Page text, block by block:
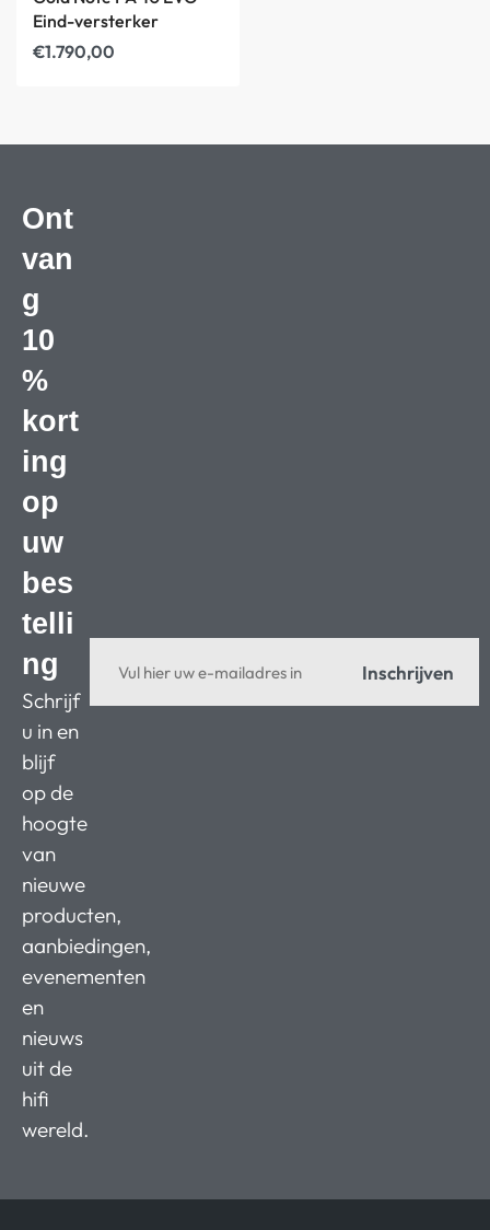
Eind-versterker
€1.790,00
Ont
van
g
10
%
kort
ing
op
uw
bes
telli
ng
Schrijf
u in en
blijf
op de
hoogte
van
nieuwe
producten,
aanbiedingen,
evenementen
en
nieuws
uit de
hifi
wereld.
Inschrijven